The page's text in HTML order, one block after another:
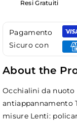
Resi Gratuiti
Pagamento
Sicuro con
About the
Occhialini da nuoto
antiappannamento
misure Lenti: